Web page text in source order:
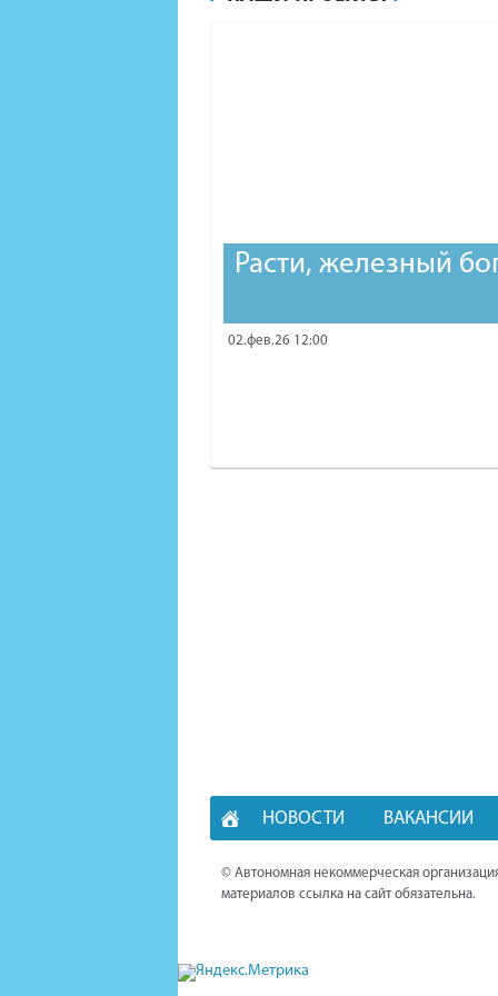
Расти, железный
02.фев.26 12:00
НОВОСТИ ВАКАНСИИ
© Автономная некоммерческая
материалов ссылка на сайт обязательна.